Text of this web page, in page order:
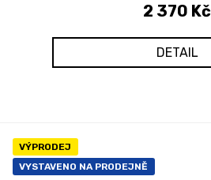
2 370 Kč
DETAIL
VÝPRODEJ
VYSTAVENO NA PRODEJNĚ